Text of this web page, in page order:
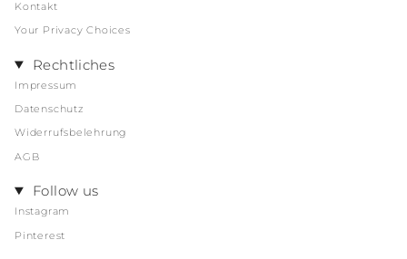
Kontakt
Your Privacy Choices
Rechtliches
Impressum
Datenschutz
Widerrufsbelehrung
AGB
Follow us
Instagram
Pinterest